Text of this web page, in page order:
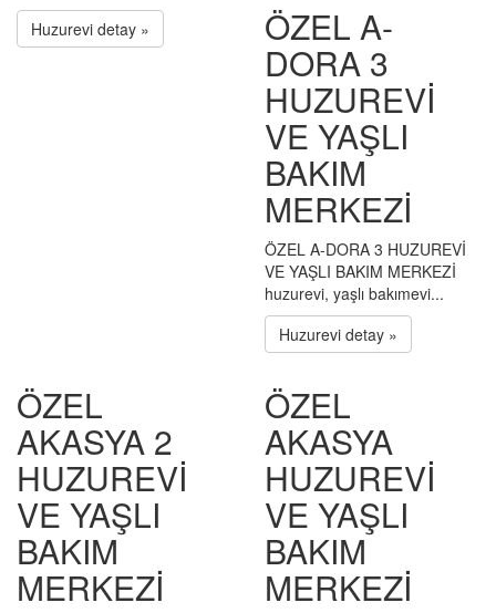
Huzurevi detay »
ÖZEL A-
DORA 3
HUZUREVİ
VE YAŞLI
BAKIM
MERKEZİ
ÖZEL A-DORA 3 HUZUREVİ
VE YAŞLI BAKIM MERKEZİ
huzurevi, yaşlı bakımevi...
Huzurevi detay »
ÖZEL
AKASYA 2
HUZUREVİ
VE YAŞLI
BAKIM
MERKEZİ
ÖZEL
AKASYA
HUZUREVİ
VE YAŞLI
BAKIM
MERKEZİ